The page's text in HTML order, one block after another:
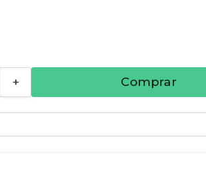
+ Comprar